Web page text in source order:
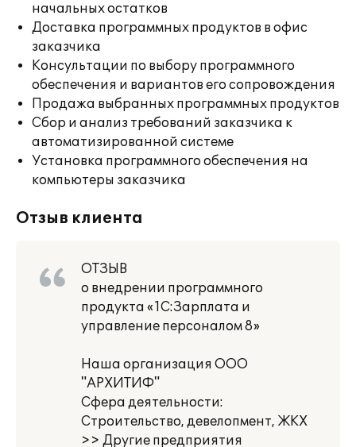
начальных остатков
Доставка программных продуктов в офис
заказчика
Консультации по выбору программного
обеспечения и вариантов его сопровождения
Продажа выбранных программных продуктов
Сбор и анализ требований заказчика к
автоматизированной системе
Установка программного обеспечения на
компьютеры заказчика
Отзыв клиента
ОТЗЫВ
о внедрении программного
продукта «1С:Зарплата и
управление персоналом 8»
Наша организация ООО
"АРХИТИФ"
Сфера деятельности:
Строительство, девелопмент, ЖКХ
>> Другие предприятия